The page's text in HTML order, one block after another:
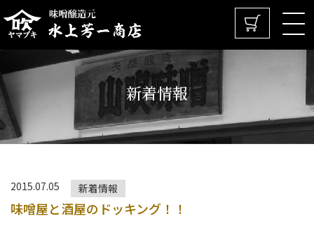
新着情報
2015.07.05 新着情報
味噌屋と酒屋のドッキング！！